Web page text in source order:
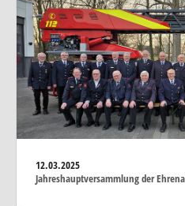
12.03.2025
Jahreshauptversammlung der